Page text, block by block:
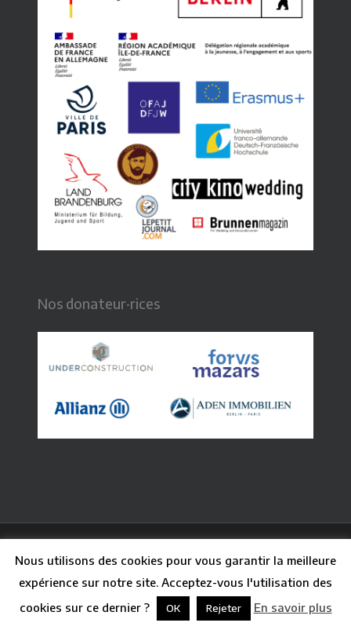
Nos donateur·rices
Claire Paq| Webdesign : Guillaume Besson
facebooklinkedinyoutube
instagramphoneemail
Nous utilisons des cookies pour vous garantir la meilleure
expérience sur notre site. Acceptez-vous l'utilisation des
cookies sur ce dernier ?
OK Rejeter En savoir plus